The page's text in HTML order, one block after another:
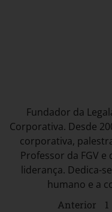
Fundador da
Corporativa. Desde
corporativa,
Professor da FGV
liderança. Dedica-
humano e a
Anterior 1